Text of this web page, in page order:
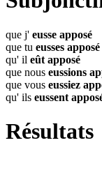
que j' eusse apposé
que tu eusses apposé
qu' il eût apposé
que nous eussions
que vous eussiez
qu' ils eussent
Résultats